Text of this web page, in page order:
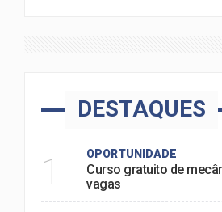
DESTAQUES
1 OPORTUNIDADE
Curso gratuito de
vagas